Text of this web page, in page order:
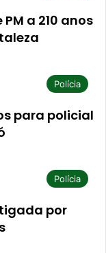
a 210 anos
Polícia
para policial
Polícia
por